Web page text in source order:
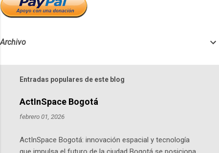
Archivo
Entradas populares de este blog
ActInSpace Bogotá
febrero 01, 2026
ActInSpace Bogotá: innovación espacial y tecnología